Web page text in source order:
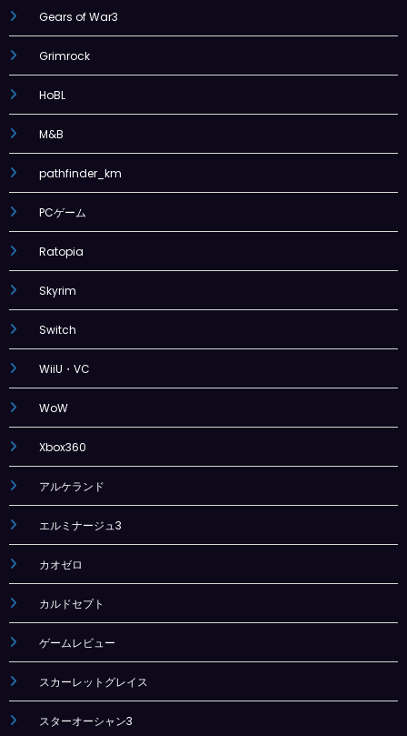
Gears of War3
Grimrock
HoBL
M&B
pathfinder_km
PCゲーム
Ratopia
Skyrim
Switch
WiiU・VC
WoW
Xbox360
アルケランド
エルミナージュ3
カオゼロ
カルドセプト
ゲームレビュー
スカーレットグレイス
スターオーシャン3